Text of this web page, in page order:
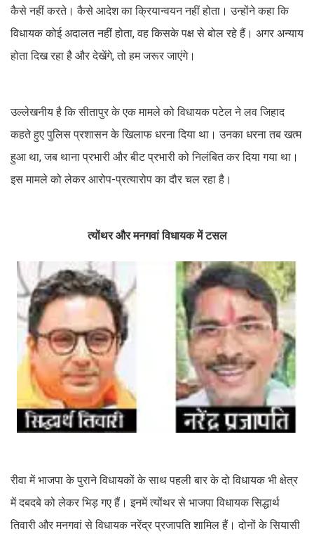
कैसे नहीं करते। कैसे आदेश का क्रियान्वयन नहीं होता। उन्होंने कहा कि
विधायक कोई अदालत नहीं होता, वह किसके पक्ष से बोल रहे हैं। अगर अन्याय
होता दिख रहा है और देखेंगे, तो हम जरूर जाएंगे।
उल्लेखनीय है कि सीतापुर के एक मामले को विधायक पटेल ने लव जिहाद
कहते हुए पुलिस प्रशासन के खिलाफ धरना दिया था। उनका धरना तब खत्म
हुआ था, जब थाना प्रभारी और बीट प्रभारी को निलंबित कर दिया गया था।
इस मामले को लेकर आरोप-प्रत्यारोप का दौर चल रहा है।
त्योंथर और मनगवां विधायक में टसल
रीवा में भाजपा के पुराने विधायकों के साथ पहली बार के दो विधायक भी क्षेत्र
में दबदबे को लेकर भिड़ गए हैं। इनमें त्योंथर से भाजपा विधायक सिद्धार्थ
तिवारी और मनगवां से विधायक नरेंद्र प्रजापति शामिल हैं। दोनों के सियासी